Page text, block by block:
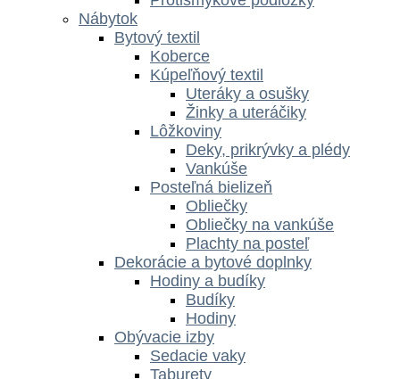
Nábytok
Bytový textil
Koberce
Kúpeľňový textil
Uteráky a osušky
Žinky a uteráčiky
Lôžkoviny
Deky, prikrývky a plédy
Vankúše
Posteľná bielizeň
Obliečky
Obliečky na vankúše
Plachty na posteľ
Dekorácie a bytové doplnky
Hodiny a budíky
Budíky
Hodiny
Obývacie izby
Sedacie vaky
Taburety